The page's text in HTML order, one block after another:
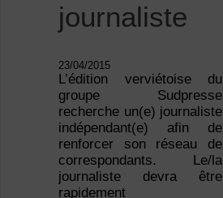
journaliste
23/04/2015
L’édition verviétoise du
groupe Sudpresse
recherche un(e) journaliste
indépendant(e) afin de
renforcer son réseau de
correspondants. Le/la
journaliste devra être
rapidement